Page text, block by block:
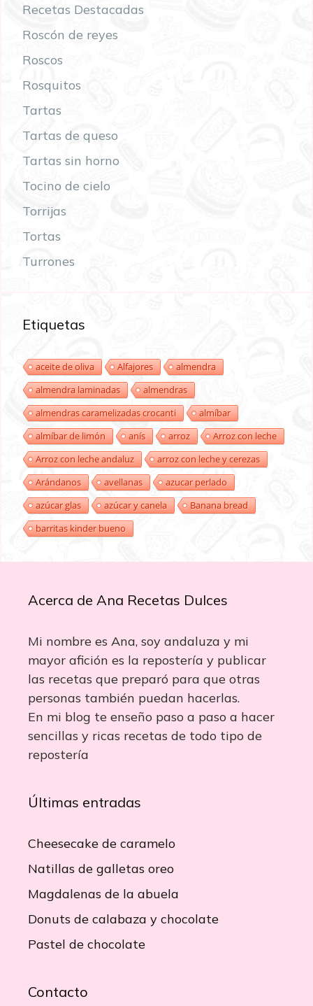
Recetas Destacadas
Roscón de reyes
Roscos
Rosquitos
Tartas
Tartas de queso
Tartas sin horno
Tocino de cielo
Torrijas
Tortas
Turrones
Etiquetas
aceite de oliva Alfajores
almendra
almendra laminadas
almendras
almendras caramelizadas crocanti
almíbar
almíbar de limón
anís arroz
Arroz con leche
Arroz con leche andaluz
arroz con leche y cerezas
Arándanos
avellanas
azucar perlado
azúcar glas
azúcar y canela
Banana bread
barritas kinder bueno
Acerca de Ana Recetas Dulces
Mi nombre es Ana, soy andaluza y mi
mayor afición es la repostería y publicar
las recetas que preparó para que otras
personas también puedan hacerlas.
En mi blog te enseño paso a paso a hacer
sencillas y ricas recetas de todo tipo de
repostería
Últimas entradas
Cheesecake de caramelo
Natillas de galletas oreo
Magdalenas de la abuela
Donuts de calabaza y chocolate
Pastel de chocolate
Contacto